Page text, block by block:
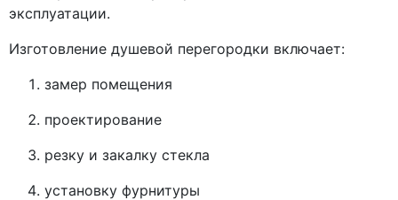
эксплуатации.
Изготовление душевой перегородки включает:
замер помещения
проектирование
резку и закалку стекла
установку фурнитуры